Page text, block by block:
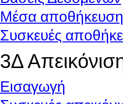
Μέσα
Συσκευές
3Δ
Εισαγωγή